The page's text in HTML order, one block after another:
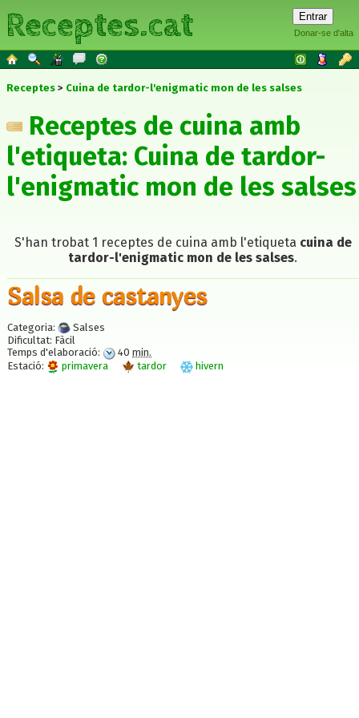
Donar-se d'alta
Receptes.cat
Receptes Cuina de tardor-l'enigmatic mon de les salses
Receptes de cuina amb
l'etiqueta: Cuina de tardor-
l'enigmatic mon de les salses
S'han trobat 1 receptes de cuina amb l'etiqueta cuina de
tardor-l'enigmatic mon de les salses.
Salsa de castanyes
Categoria:
Salses
Dificultat: Fàcil
Temps d'elaboració:
40 min.
Estació:
primavera tardor hivern